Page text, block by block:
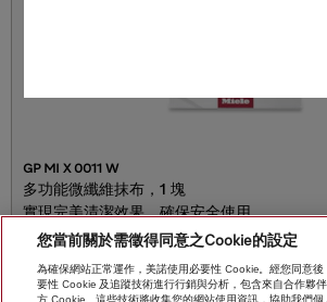
GP MI X 0011 W
多功能微纖維抹布，1 塊
實現完美清潔效果，確保安全使用。
1 衣物 = 220.00 HKD
HK$ 220.00**
您當前關於需徵得同意之Cookie的設定
為確保網站正常運作，美諾使用必要性 Cookie。經您同意
要性 Cookie 及追蹤技術進行行銷與分析，包含來自合作夥
方 Cookie。這些技術將收集您的網站使用資訊，協助我們個